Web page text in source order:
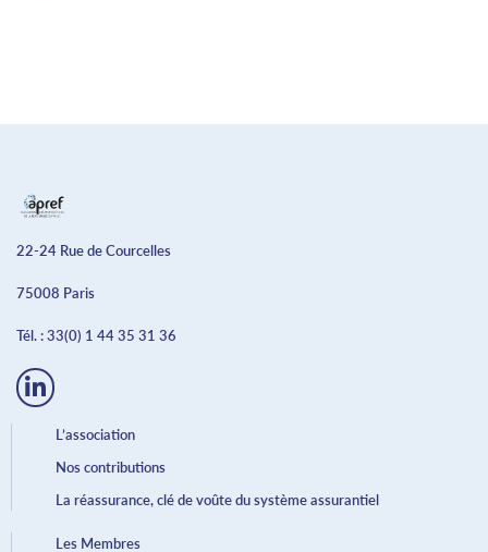
22-24 Rue de Courcelles
75008 Paris
Tél. :33(0) 1 44 35 31 36
L’association
Nos contributions
La réassurance, clé de voûte du système assurantiel
Les Membres